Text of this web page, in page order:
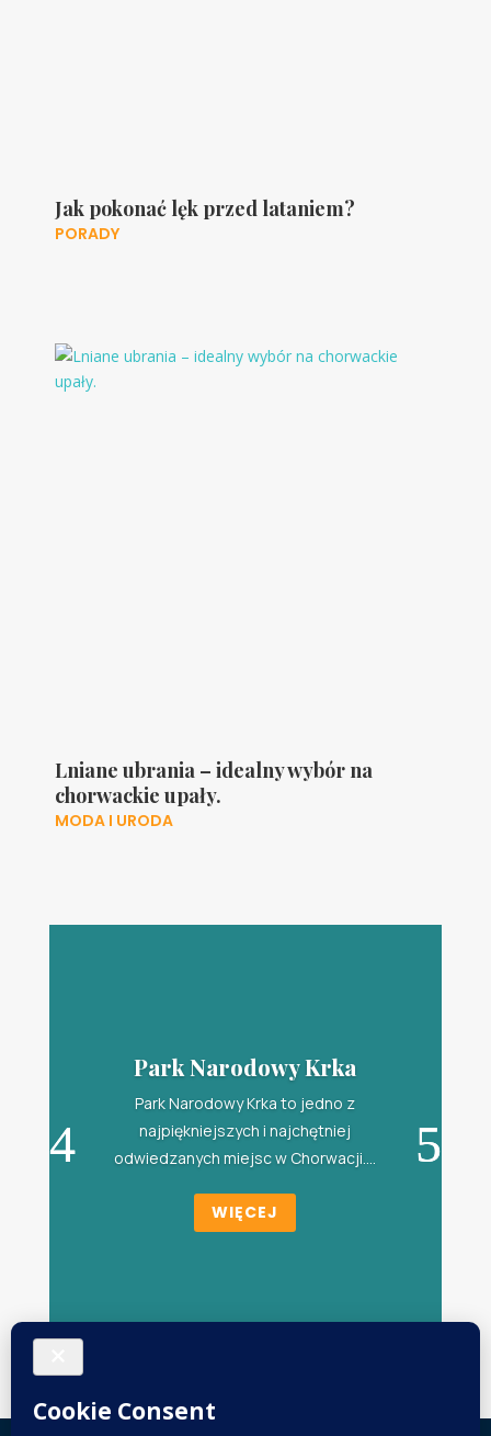
Jak pokonać lęk przed lataniem?
PORADY
Lniane ubrania – idealny wybór na
chorwackie upały.
MODA I URODA
Park Narodowy Krka
Park Narodowy Krka to jedno z
najpiękniejszych i najchętniej
odwiedzanych miejsc w Chorwacji....
WIĘCEJ